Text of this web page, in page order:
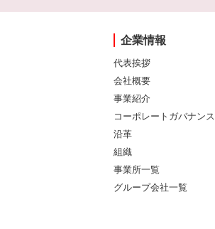
企業情報
代表挨拶
会社概要
事業紹介
コーポレートガバナンス
沿革
組織
事業所一覧
グループ会社一覧